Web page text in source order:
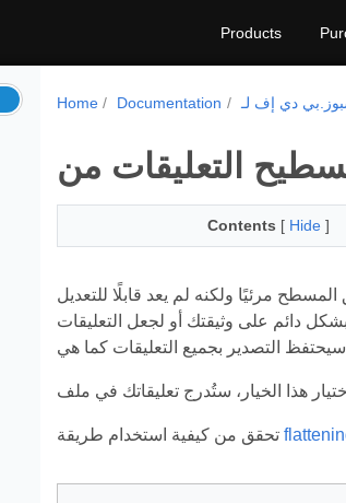
Products
Home Documentation
Contents [ Hide ]
مرئيًا ولكنه لم يعد قابلًا للتعديل
دائم على وثيقتك أو لجعل التعليقات
تحقق من كيفية استخدام طريقة